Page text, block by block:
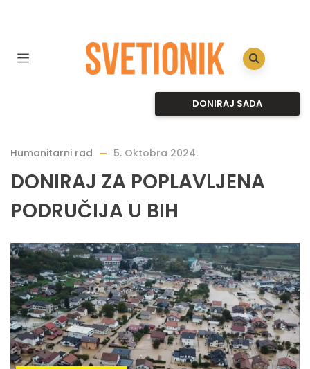
DONIRAJ SADA
Humanitarni rad 5. Oktobra 2024.
DONIRAJ ZA POPLAVLJENA
PODRUČIJA U BIH